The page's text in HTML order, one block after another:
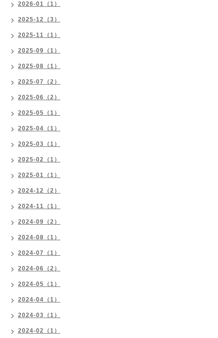
2026-01（1）
2025-12（3）
2025-11（1）
2025-09（1）
2025-08（1）
2025-07（2）
2025-06（2）
2025-05（1）
2025-04（1）
2025-03（1）
2025-02（1）
2025-01（1）
2024-12（2）
2024-11（1）
2024-09（2）
2024-08（1）
2024-07（1）
2024-06（2）
2024-05（1）
2024-04（1）
2024-03（1）
2024-02（1）